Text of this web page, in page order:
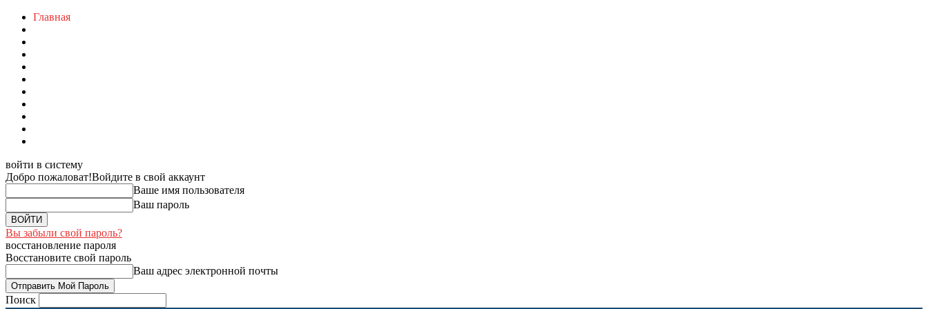
Главная
войти в систему
Добро пожаловат!Войдите в свой аккаунт
Ваше имя пользователя
Ваш пароль
Вы забыли свой пароль?
восстановление пароля
Восстановите свой пароль
Ваш адрес электронной почты
Поиск